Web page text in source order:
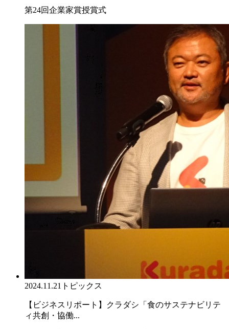
第24回企業家賞授賞式
2024.11.21 トピックス
【ビジネスリポート】クラダシ「食のサステナビリテ
ィ共創・協働...